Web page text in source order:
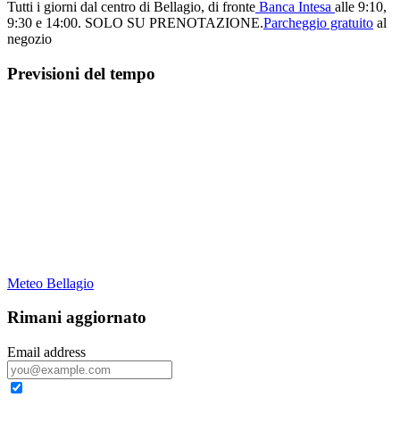
Tutti i giorni dal centro di Bellagio, di fronte Banca Intesa alle 9:10,
9:30 e 14:00. SOLO SU PRENOTAZIONE.Parcheggio gratuito al
negozio
Previsioni del tempo
Meteo Bellagio
Rimani aggiornato
Email address